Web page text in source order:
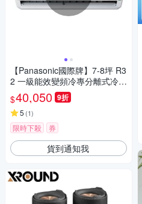
【Panasonic國際牌】7-8坪 R3
2 一級能效變頻冷專分離式冷氣
CU-UK50BCA2/CS-UK50BA2
$40,050 9折
5 (1)
限時下殺 券
貨到通知我